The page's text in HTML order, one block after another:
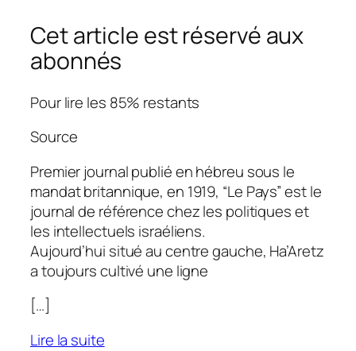
Cet article est réservé aux
abonnés
Pour lire les 85% restants
Source
Premier journal publié en hébreu sous le
mandat britannique, en 1919, “Le Pays” est le
journal de référence chez les politiques et
les intellectuels israéliens.
Aujourd’hui situé au centre gauche, Ha’Aretz
a toujours cultivé une ligne
[…]
Lire la suite